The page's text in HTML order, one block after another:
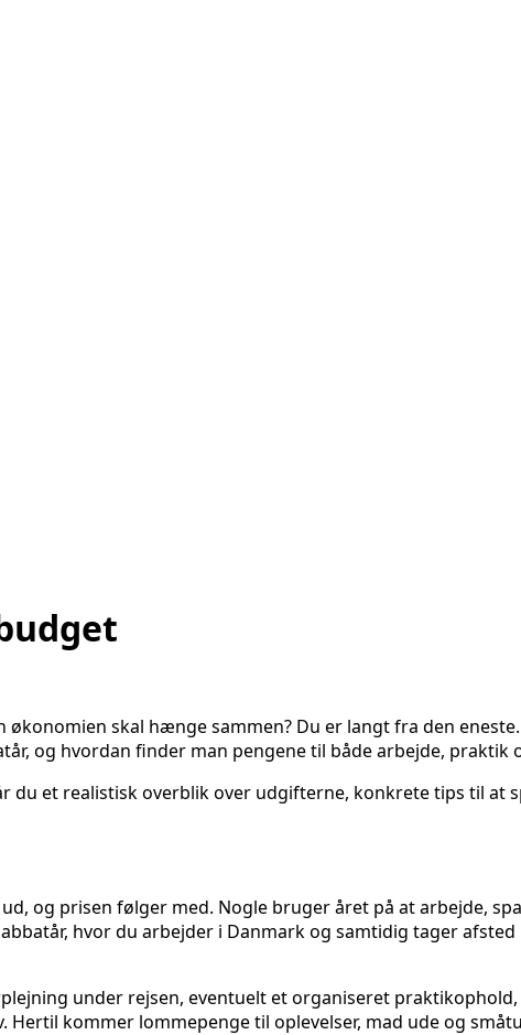
skal hænge sammen? Du er langt fra den
og hvordan finder man pengene til både arbejde, praktik
et realistisk overblik over udgifterne, konkrete tips til at
og prisen følger med. Nogle bruger året på at arbejde,
hvor du arbejder i Danmark og samtidig tager
under rejsen, eventuelt et organiseret
kommer lommepenge til oplevelser, mad ude og